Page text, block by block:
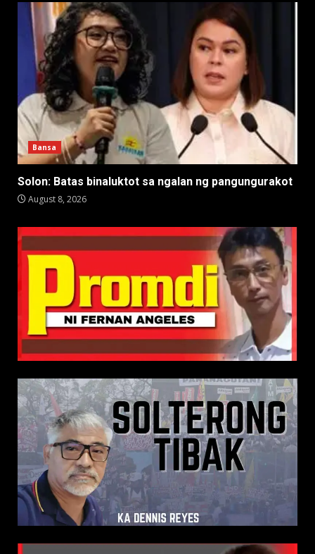
Bansa
Solon: Batas binaluktot sa ngalan ng pangungurakot
August 8, 2026